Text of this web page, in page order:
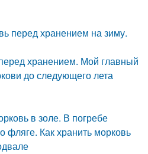
перед хранением на зиму.
хранением. Мой главный
до следующего лета
в золе. В погребе
фляге. Как хранить морковь